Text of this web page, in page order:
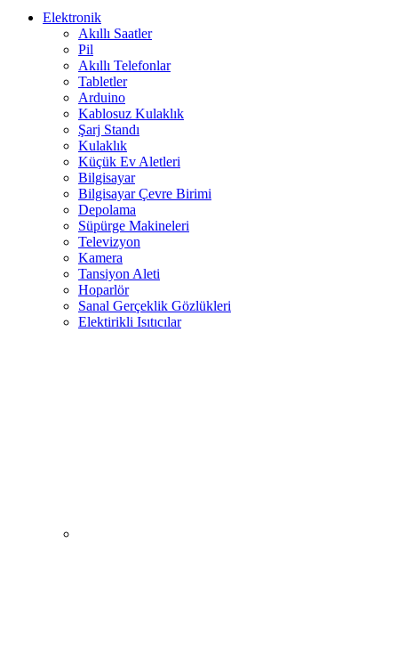
Elektronik
Akıllı Saatler
Pil
Akıllı Telefonlar
Tabletler
Arduino
Kablosuz Kulaklık
Şarj Standı
Kulaklık
Küçük Ev Aletleri
Bilgisayar
Bilgisayar Çevre Birimi
Depolama
Süpürge Makineleri
Televizyon
Kamera
Tansiyon Aleti
Hoparlör
Sanal Gerçeklik Gözlükleri
Elektirikli Isıtıcılar